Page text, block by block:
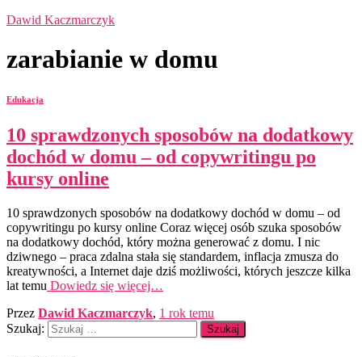
Dawid Kaczmarczyk
zarabianie w domu
Edukacja
10 sprawdzonych sposobów na dodatkowy
dochód w domu – od copywritingu po
kursy online
10 sprawdzonych sposobów na dodatkowy dochód w domu – od
copywritingu po kursy online Coraz więcej osób szuka sposobów
na dodatkowy dochód, który można generować z domu. I nic
dziwnego – praca zdalna stała się standardem, inflacja zmusza do
kreatywności, a Internet daje dziś możliwości, których jeszcze kilka
lat temu Dowiedz się więcej…
Przez Dawid Kaczmarczyk, 1 rok temu
Szukaj: